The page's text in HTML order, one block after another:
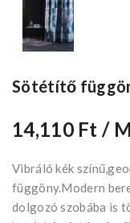
Sötétítő
14,110 Ft/
Vibráló kék
függöny.Modern
dolgozó szobába is